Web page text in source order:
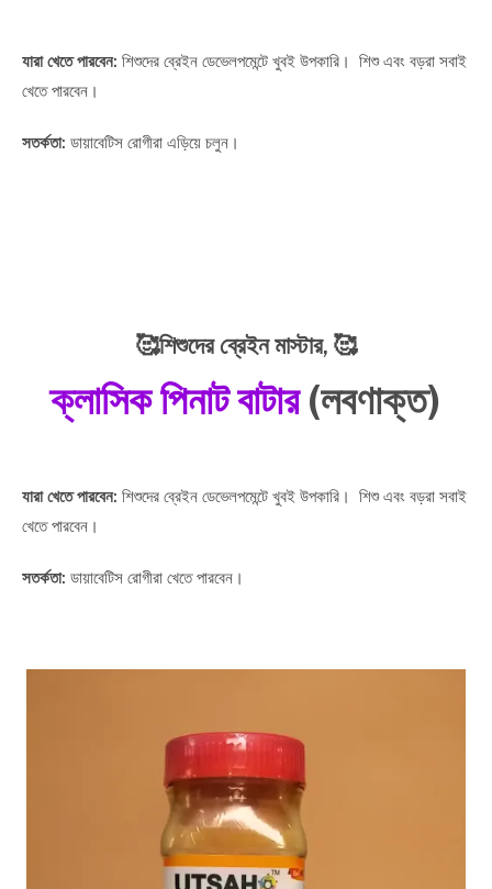
যারা খেতে পারবেন: শিশুদের ব্রেইন ডেভেলপমেন্টে খুবই উপকারি। শিশু এবং বড়রা সবাই
খেতে পারবেন।
সতর্কতা: ডায়াবেটিস রোগীরা এড়িয়ে চলুন।
🥰শিশুদের ব্রেইন মাস্টার, 🥰
ক্লাসিক পিনাট বাটার (লবণাক্ত)
যারা খেতে পারবেন: শিশুদের ব্রেইন ডেভেলপমেন্টে খুবই উপকারি। শিশু এবং বড়রা সবাই
খেতে পারবেন।
সতর্কতা: ডায়াবেটিস রোগীরা খেতে পারবেন।